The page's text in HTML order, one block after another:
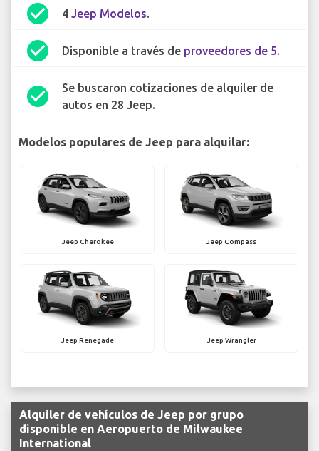
check_circle 4 Jeep Modelos.
check_circle Disponible a través de proveedores de 5.
check_circle
Se buscaron cotizaciones de alquiler de
autos en 28 Jeep.
Modelos populares de Jeep para alquilar:
Jeep Cherokee Jeep Compass
Jeep Renegade Jeep Wrangler
Alquiler de vehículos de Jeep por grupo
disponible en Aeropuerto de Milwaukee
International